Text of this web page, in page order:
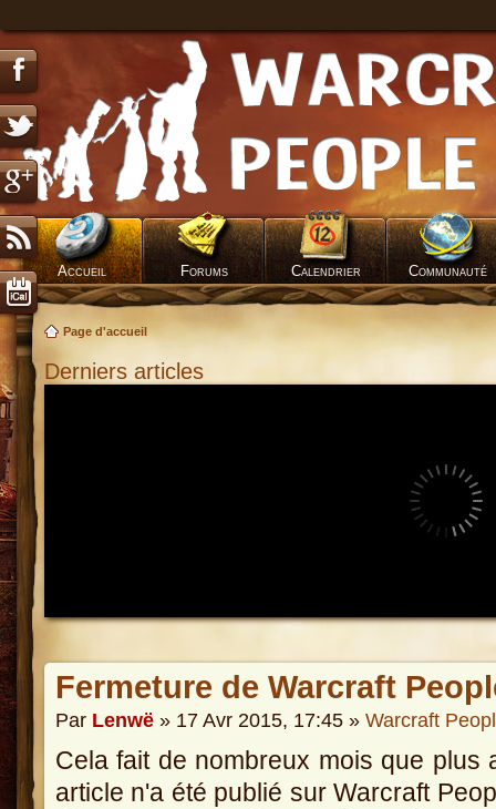
Accueil Forums Calendrier Communauté
Page d'accueil
Derniers articles
Fermeture de Warcraft
Par Lenwë » 17 Avr 2015, 17:45 » Warcraft
Cela fait de nombreux mois que plus
article n'a été publié sur Warcraft